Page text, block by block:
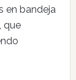
en bandeja
que